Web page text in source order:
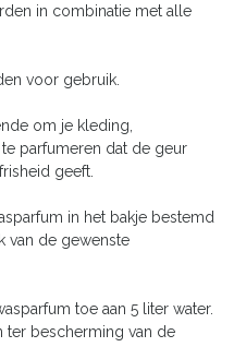
in combinatie met alle
voor gebruik.
om je kleding,
parfumeren dat de geur
geeft.
in het bakje bestemd
van de gewenste
toe aan 5 liter water.
ter bescherming van de